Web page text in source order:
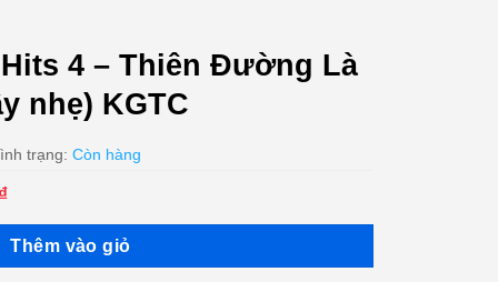
Hits 4 – Thiên Đường Là
nhẹ) KGTC
trạng: Còn hàng
₫Giá
hiện
tại
là:
Thêm vào giỏ